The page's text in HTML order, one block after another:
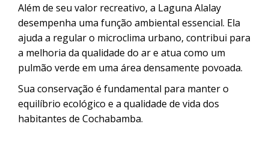
Além de seu valor recreativo, a Laguna Alalay
desempenha uma função ambiental essencial. Ela
ajuda a regular o microclima urbano, contribui para
a melhoria da qualidade do ar e atua como um
pulmão verde em uma área densamente povoada.
Sua conservação é fundamental para manter o
equilíbrio ecológico e a qualidade de vida dos
habitantes de Cochabamba.